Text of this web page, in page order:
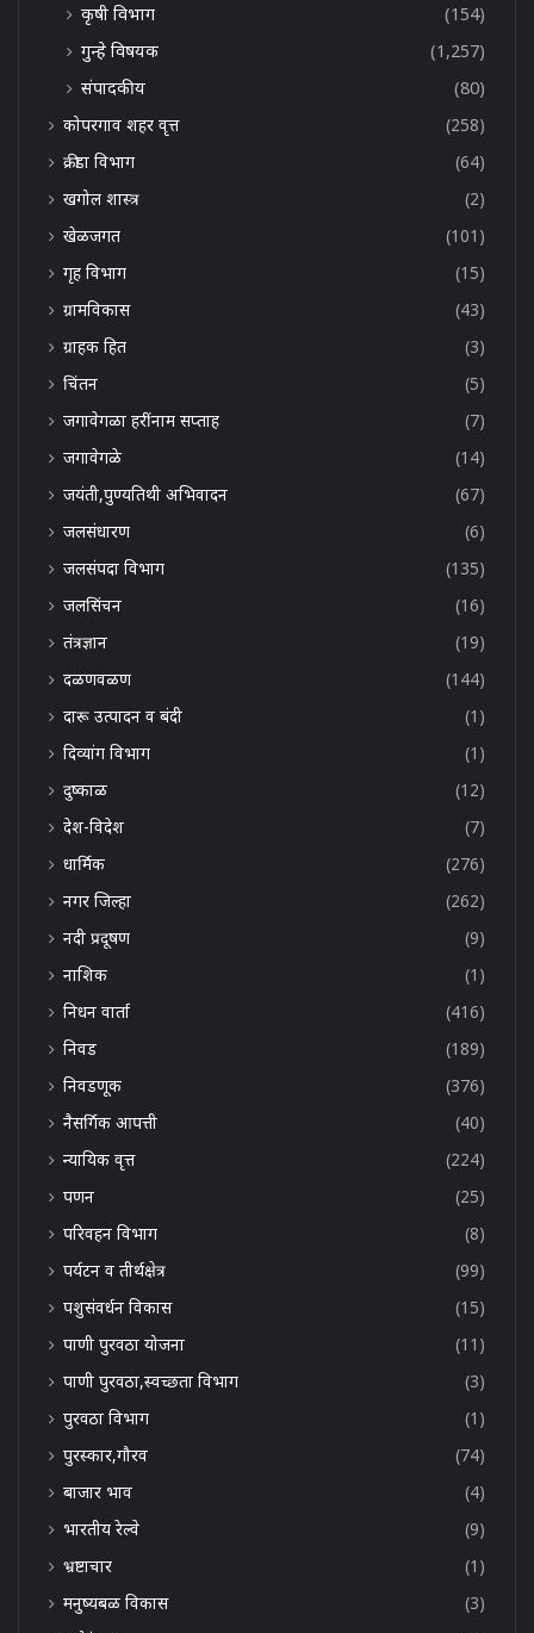
कृषी विभाग
(154)
गुन्हे विषयक
(1,257)
संपादकीय
(80)
कोपरगाव शहर वृत्त
(258)
क्रीडा विभाग
(64)
खगोल शास्त्र
(2)
खेळजगत
(101)
गृह विभाग
(15)
ग्रामविकास
(43)
ग्राहक हित
(3)
चिंतन
(5)
जगावेगळा हरींनाम सप्ताह
(7)
जगावेगळे
(14)
जयंती,पुण्यतिथी अभिवादन
(67)
जलसंधारण
(6)
जलसंपदा विभाग
(135)
जलसिंचन
(16)
तंत्रज्ञान
(19)
दळणवळण
(144)
दारू उत्पादन व बंदी
(1)
दिव्यांग विभाग
(1)
दुष्काळ
(12)
देश-विदेश
(7)
धार्मिक
(276)
नगर जिल्हा
(262)
नदी प्रदूषण
(9)
नाशिक
(1)
निधन वार्ता
(416)
निवड
(189)
निवडणूक
(376)
नैसर्गिक आपत्ती
(40)
न्यायिक वृत्त
(224)
पणन
(25)
परिवहन विभाग
(8)
पर्यटन व तीर्थक्षेत्र
(99)
पशुसंवर्धन विकास
(15)
पाणी पुरवठा योजना
(11)
पाणी पुरवठा,स्वच्छता विभाग
(3)
पुरवठा विभाग
(1)
पुरस्कार,गौरव
(74)
बाजार भाव
(4)
भारतीय रेल्वे
(9)
भ्रष्टाचार
(1)
मनुष्यबळ विकास
(3)